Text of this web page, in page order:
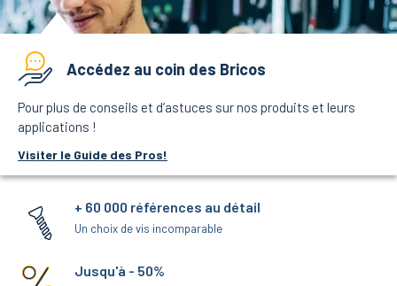
Accédez au coin des Bricos
Pour plus de conseils et d’astuces sur nos produits et leurs
applications !
Visiter le Guide des Pros!
+ 60 000 références au détail
Un choix de vis incomparable
Jusqu'à - 50%